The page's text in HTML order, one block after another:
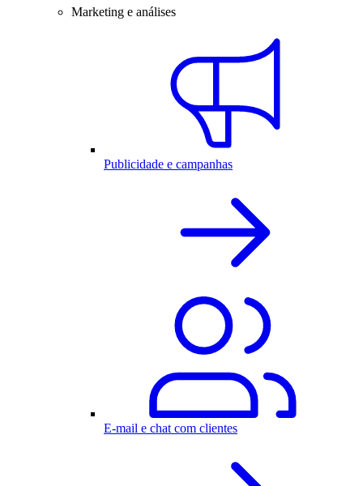
Marketing e análises
Publicidade e campanhas
E-mail e chat com clientes